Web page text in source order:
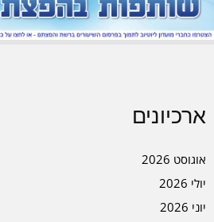
ארכיונים
אוגוסט 2026
יולי 2026
יוני 2026